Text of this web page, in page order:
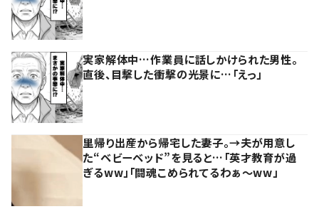
実家解体中…作業員に話しかけられた男性。
直後、目撃した衝撃の光景に…「えっ」
里帰り出産から帰宅した妻子。→夫が用意し
た“ベビーベッド”を見ると…「英才教育が過
ぎるww」「闘魂こめられてるわぁ～ww」